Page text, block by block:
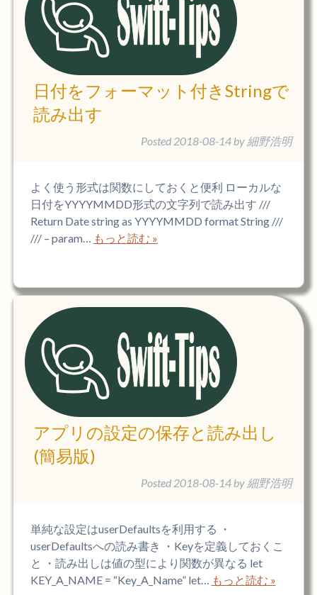
日付をフォーマット付きStringで
読み出す
Posted 2018-08-14 by 細野浩明
よく使う形式は関数にしておくと便利 ローカルな
日付をYYYYMMDD形式の文字列で読み出す ///
Return Date string as YYYYMMDD format String ///
/// – param… もっと読む »
アプリの設定の保存と読み出し
(簡易版)
Posted 2018-08-14 by 細野浩明
単純な設定はuserDefaultsを利用する ・
userDefaultsへの読み書き ・Keyを定義しておくこ
と ・読み出しは値の型により関数が異なる let
KEY_A_NAME = “Key_A_Name” let… もっと読む »